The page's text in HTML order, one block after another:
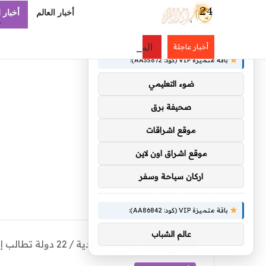
أخبار العالم
أخبار عاجلة الملك سلمان وولي العهد يهنئان رئيس
الرئيسية/أخبار السعودية / 22 دولة تطالب إيران بوقف الإرهاب العابر للحدود
باقة متميزة VIP (كود: AA35872):
ضوء التعليمي
صحيفة برق
موقع اشراقات
موقع اشراق اون لاين
اركان سياحة وسفر
باقة متميزة VIP (كود: AA86842):
عالم الشباب